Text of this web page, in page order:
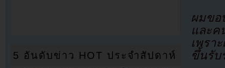
ผมขอ
และค
เพรา
ขึ้นรับ
5 อันดับข่าว HOT ประจำสัปดาห์